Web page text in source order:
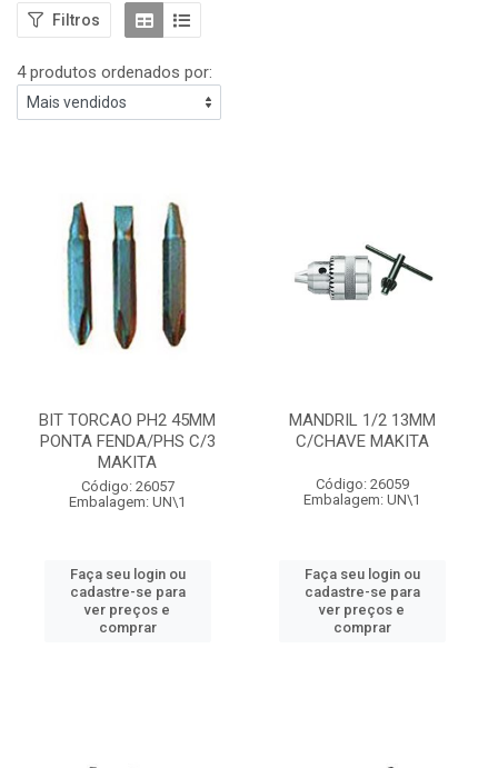
Filtros
4 produtos ordenados por:
BIT TORCAO PH2 45MM
PONTA FENDA/PHS C/3
MAKITA
Código: 26057
Embalagem: UN\1
Faça seu login ou
cadastre-se para
ver preços e
comprar
MANDRIL 1/2 13MM
C/CHAVE MAKITA
Código: 26059
Embalagem: UN\1
Faça seu login ou
cadastre-se para
ver preços e
comprar